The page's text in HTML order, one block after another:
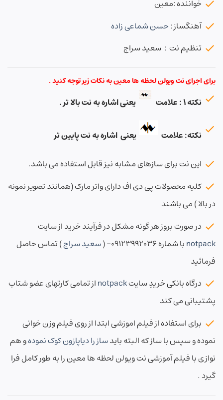
خواننده :معین
آهنگساز :حسن شماعی زاده
تنظیم نت : سعید سراج
برای اجرای نت ویولن لحظه ها معین به نکات زیر توجه کنید .
نکته ۱ : علامت یعنی اشاره به نت بالا تر .
نکته: علامت یعنی اشاره به نت پایین تر
این نت برای سازهای مشابه نیز قابل استفاده می باشد.
کلیه محصولات پی دی اف دارای واتر مارک (همانند تصویر نمونه
در بالا ) می باشند
در صورت بروز هر گونه مشکل در فرآیند خرید از سایت
notpackبا شماره ۰۹۱۲۳۹۹۲۰۳۶- ( سعید سراج) تماس حاصل
فرمائید
درگاه بانکی خریدِ سایتnotpackاز تمامی کارتهای عضو شتاب
پشتیبانی می کند
برای استفاده از فیلم اموزشی ابتدا از روی فیلم وزن خوانی
نموده و سپس با ساز که البته بایدساز را دیاپازون کوک نمودهو هم
نوازی با فیلم آموزشی نت ویولن لحظه ها معین را به طور کامل فرا
گیرد .